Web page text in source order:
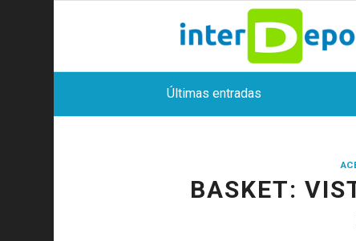
Últimas entradas
BASKET: